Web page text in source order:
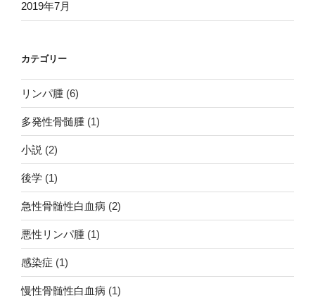
2019年7月
カテゴリー
リンパ腫 (6)
多発性骨髄腫 (1)
小説 (2)
後学 (1)
急性骨髄性白血病 (2)
悪性リンパ腫 (1)
感染症 (1)
慢性骨髄性白血病 (1)